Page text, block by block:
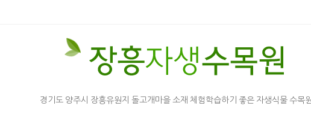
경기도 양주시 장흥유원지 돌고개마을 소재 체험학습하기 좋은 자생식물 수목